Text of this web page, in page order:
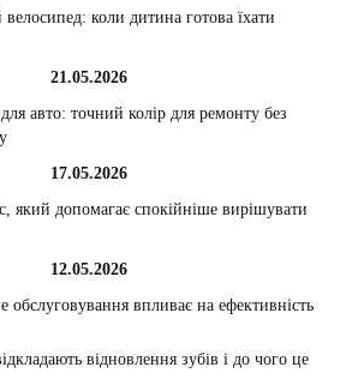
коли дитина готова їхати
21.05.2026
авто: точний колір для ремонту без
17.05.2026
який допомагає спокійніше вирішувати
12.05.2026
обслуговування впливає на ефективність
відновлення зубів і до чого це